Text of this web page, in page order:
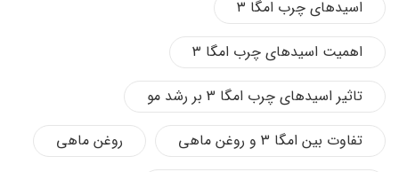
اسیدهای چرب امگا ۳
اهمیت اسیدهای چرب امگا ۳
تاثیر اسیدهای چرب امگا 3 بر رشد مو
تفاوت بین امگا 3 و روغن ماهی
روغن ماهی